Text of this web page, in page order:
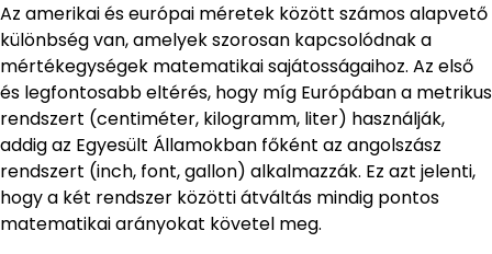
Az amerikai és európai méretek között számos alapvető
különbség van, amelyek szorosan kapcsolódnak a
mértékegységek matematikai sajátosságaihoz. Az első
és legfontosabb eltérés, hogy míg Európában a metrikus
rendszert (centiméter, kilogramm, liter) használják,
addig az Egyesült Államokban főként az angolszász
rendszert (inch, font, gallon) alkalmazzák. Ez azt jelenti,
hogy a két rendszer közötti átváltás mindig pontos
matematikai arányokat követel meg.